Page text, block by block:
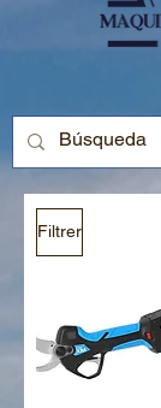
Filtrer